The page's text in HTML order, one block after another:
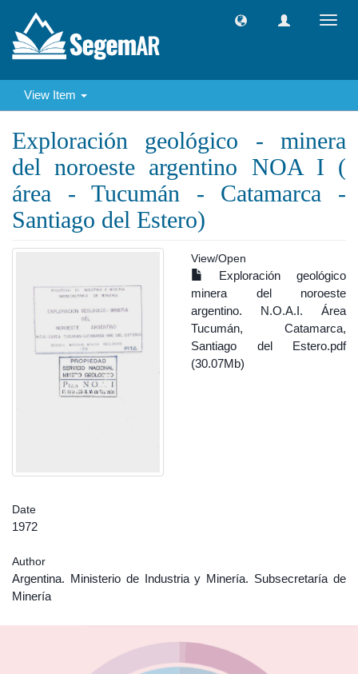
View Item
Exploración geológico - minera
del noroeste argentino NOA I (
área - Tucumán - Catamarca -
Santiago del Estero)
View/Open
Exploración geológico
minera del noroeste
argentino. N.O.A.I. Área
Tucumán, Catamarca,
Santiago del Estero.pdf
(30.07Mb)
Date
1972
Author
Argentina. Ministerio de Industria y Minería. Subsecretaría de
Minería